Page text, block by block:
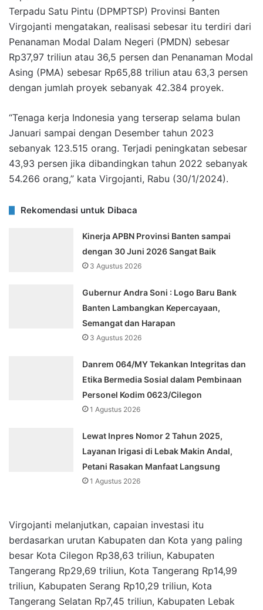
Terpadu Satu Pintu (DPMPTSP) Provinsi Banten
Virgojanti mengatakan, realisasi sebesar itu terdiri dari
Penanaman Modal Dalam Negeri (PMDN) sebesar
Rp37,97 triliun atau 36,5 persen dan Penanaman Modal
Asing (PMA) sebesar Rp65,88 triliun atau 63,3 persen
dengan jumlah proyek sebanyak 42.384 proyek.
“Tenaga kerja Indonesia yang terserap selama bulan
Januari sampai dengan Desember tahun 2023
sebanyak 123.515 orang. Terjadi peningkatan sebesar
43,93 persen jika dibandingkan tahun 2022 sebanyak
54.266 orang,” kata Virgojanti, Rabu (30/1/2024).
Rekomendasi untuk Dibaca
Kinerja APBN Provinsi Banten sampai
dengan 30 Juni 2026 Sangat Baik
3 Agustus 2026
Gubernur Andra Soni : Logo Baru Bank
Banten Lambangkan Kepercayaan,
Semangat dan Harapan
3 Agustus 2026
Danrem 064/MY Tekankan Integritas dan
Etika Bermedia Sosial dalam Pembinaan
Personel Kodim 0623/Cilegon
1 Agustus 2026
Lewat Inpres Nomor 2 Tahun 2025,
Layanan Irigasi di Lebak Makin Andal,
Petani Rasakan Manfaat Langsung
1 Agustus 2026
Virgojanti melanjutkan, capaian investasi itu
berdasarkan urutan Kabupaten dan Kota yang paling
besar Kota Cilegon Rp38,63 triliun, Kabupaten
Tangerang Rp29,69 triliun, Kota Tangerang Rp14,99
triliun, Kabupaten Serang Rp10,29 triliun, Kota
Tangerang Selatan Rp7,45 triliun, Kabupaten Lebak